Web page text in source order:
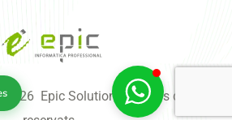
Epic Solutions, tots els drets